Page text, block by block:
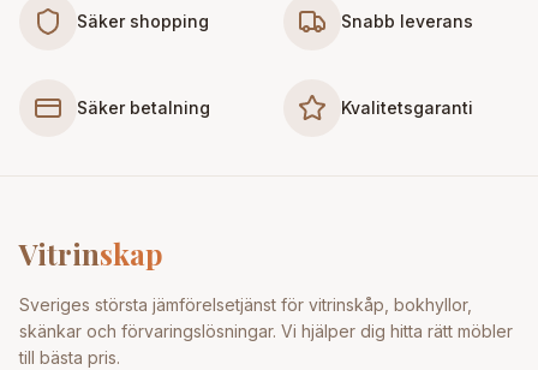
Säker shopping Snabb leverans
Säker betalning Kvalitetsgaranti
Vitrinskap
Sveriges största jämförelsetjänst för vitrinskåp, bokhyllor,
skänkar och förvaringslösningar. Vi hjälper dig hitta rätt möbler
till bästa pris.